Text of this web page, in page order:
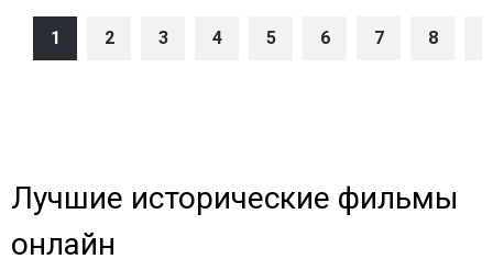
1 2 3 4 5 6 7 8
Лучшие исторические фильмы
онлайн